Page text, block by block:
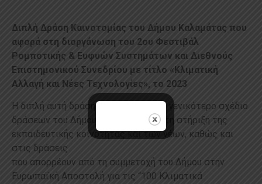
Διπλή Δράση Καινοτομίας του Δήμου Καλαμάτας που
αφορά στη διοργάνωση του 2ου Φεστιβάλ
Ρομποτικής & Ευφυών Συστημάτων και Διεθνούς
Επιστημονικού Συνεδρίου με τίτλο «Κλιματική
Αλλαγή και Νέες Τεχνολογίες», το 2023
Η διπλή αυτή δράση εντάσσεται στο γενικότερο σχέδιο
δράσεων του Δήμου Καλαμάτας για τη στήριξη της
εκπαιδευτικής κοινότητας και των νέων, καθώς και
στις δράσεις
που απορρέουν από τη συμμετοχή του Δήμου στην
Ευρωπαϊκή Αποστολή για τις “100 Κλιματικά